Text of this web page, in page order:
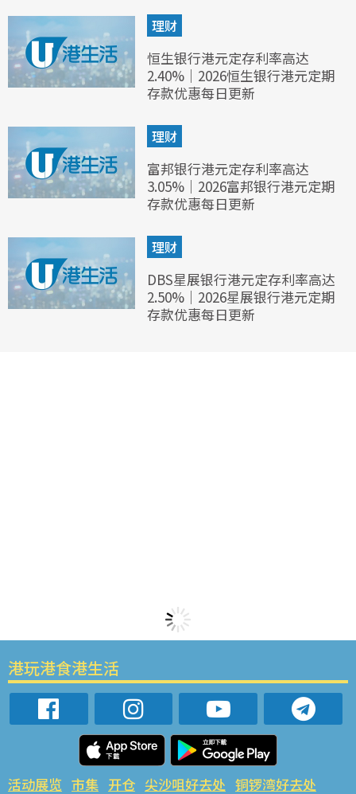
理财
恒生银行港元定存利率高达
2.40%｜2026恒生银行港元定期
存款优惠每日更新
理财
富邦银行港元定存利率高达
3.05%｜2026富邦银行港元定期
存款优惠每日更新
理财
DBS星展银行港元定存利率高达
2.50%｜2026星展银行港元定期
存款优惠每日更新
港玩港食港生活
活动展览 市集 开仓 尖沙咀好去处 铜锣湾好去处